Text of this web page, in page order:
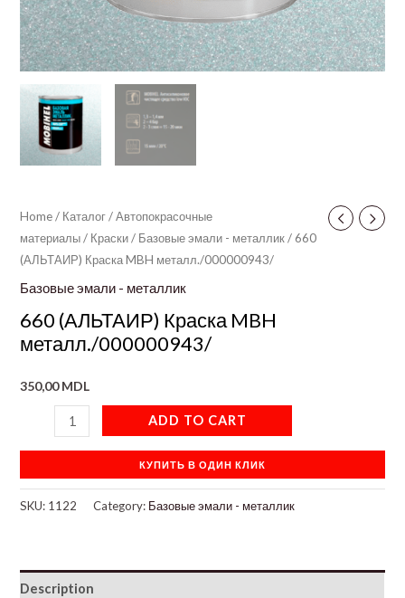
Home/ Каталог/Автопокрасочные
материалы/ Краски/ Базовые эмали - металлик/ 660
(АЛЬТАИР) Краска MBH металл./000000943/
Базовые эмали - металлик
660 (АЛЬТАИР) Краска MBH
металл./000000943/
350,00MDL
ADD TO CART
КУПИТЬ В ОДИН КЛИК
SKU: 1122 Category: Базовые эмали - металлик
Description